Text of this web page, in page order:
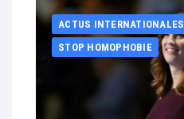
BoutiqueACTUS INTERNATIONALES
STOP HOMOPHOBIE